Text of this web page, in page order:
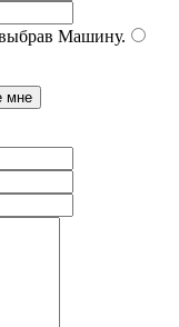
Машину.